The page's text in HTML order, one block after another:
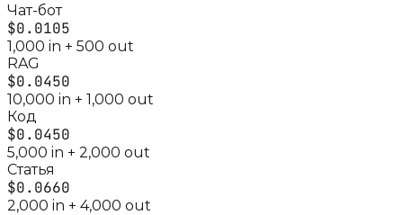
Чат-бот
$0.0105
1,000 in + 500 out
RAG
$0.0450
10,000 in + 1,000 out
Код
$0.0450
5,000 in + 2,000 out
Статья
$0.0660
2,000 in + 4,000 out